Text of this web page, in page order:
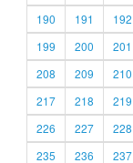
190
191 192
199
200 201
208
209 210
217
218 219
226
227 228
235
236 237